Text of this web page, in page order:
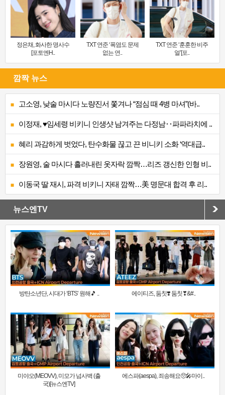
정은채, 화사한 명사수
[포토엔H..
TXT 연준 ‘폭염도 문제
없는 연..
TXT 연준 ‘훈훈한 비주
얼’[포..
깜짝 뉴스
고소영, 낮술 마시다 노량진서 쫓겨나 “점심 때 4병 마셔”(바..
이정재, ♥임세령 비키니 인생샷 남겨주는 다정남‥파파라치에 ..
혜리 과감하게 벗었다, 탄수화물 끊고 끈 비니키 소화 ‘역대급..
장원영, 술 마시다 흘러내린 옷자락 깜짝…리즈 갱신한 인형 비..
이동국 딸 재시, 파격 비키니 자태 깜짝…美 명문대 합격 후 리..
뉴스엔TV
방탄소년단, 시대가 ‘BTS’ 원해🎵 .. 에이티즈, 둠칫❣️ 둠칫❣&#..
미야오(MEOVV), 미모가 넘사벽 (출
국)[뉴스엔TV]
에스파(aespa), 죄송해요🥺🎤마이..